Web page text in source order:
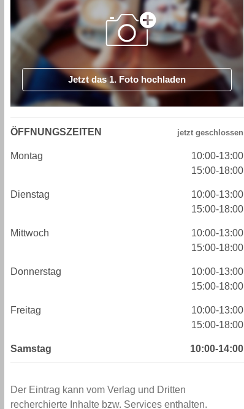
Jetzt das 1. Foto hochladen
ÖFFNUNGSZEITEN
Montag
10:00-13:00
15:00-18:00
Dienstag
10:00-13:00
15:00-18:00
Mittwoch
10:00-13:00
15:00-18:00
Donnerstag
10:00-13:00
15:00-18:00
Freitag
10:00-13:00
15:00-18:00
Samstag 10:00-14:00
Der Eintrag kann vom Verlag und Dritten
recherchierte Inhalte bzw. Services enthalten.